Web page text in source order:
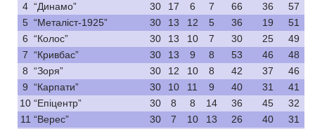
4 “Динамо” 30 17 6 7 66 36
57
5 “Металіст-1925” 30 13 12 5 36 19
51
6 “Колос” 30 13 10 7 30 25
49
7 “Кривбас” 30 13 9 8 53 46
48
8 “Зоря” 30 12 10 8 42 37
46
9 “Карпати” 30 10 11 9 40 31
41
10 “Епіцентр” 30 8 8 14 36 45
32
11 “Верес” 30 7 10 13 26 40
31